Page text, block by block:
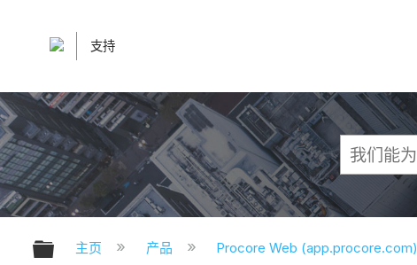
支持
扩展/隐缩全局层次
主页 产品 Procore Web (app.procore.com)